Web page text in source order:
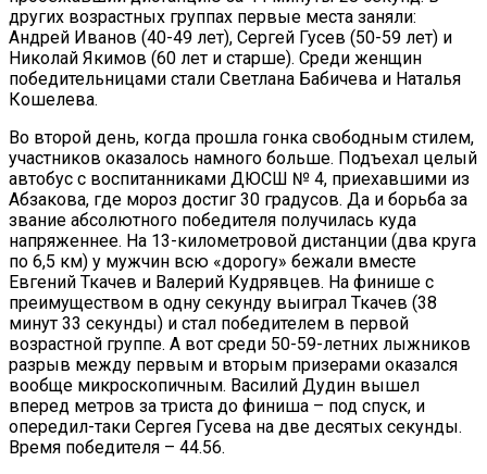
других возрастных группах первые места заняли:
Андрей Иванов (40-49 лет), Сергей Гусев (50-59 лет) и
Николай Якимов (60 лет и старше). Среди женщин
победительницами стали Светлана Бабичева и Наталья
Кошелева.
Во второй день, когда прошла гонка свободным стилем,
участников оказалось намного больше. Подъехал целый
автобус с воспитанниками ДЮСШ № 4, приехавшими из
Абзакова, где мороз достиг 30 градусов. Да и борьба за
звание абсолютного победителя получилась куда
напряженнее. На 13-километровой дистанции (два круга
по 6,5 км) у мужчин всю «дорогу» бежали вместе
Евгений Ткачев и Валерий Кудрявцев. На финише с
преимуществом в одну секунду выиграл Ткачев (38
минут 33 секунды) и стал победителем в первой
возрастной группе. А вот среди 50-59-летних лыжников
разрыв между первым и вторым призерами оказался
вообще микроскопичным. Василий Дудин вышел
вперед метров за триста до финиша – под спуск, и
опередил-таки Сергея Гусева на две десятых секунды.
Время победителя – 44.56.